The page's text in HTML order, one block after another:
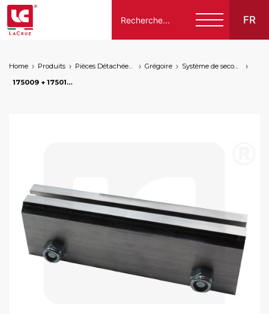
FR
Italiano
Home Produits Pièces Détachées Compatibles Pour Machines À Vendanger Des Marques Suivantes Grégoire
Système de secouage
175009 + 175016 + 2 x 066174 + 2 x 065013 - Support secoueurs Grégoire vignes étroites, markets: []string{"A", "B", "AU"}